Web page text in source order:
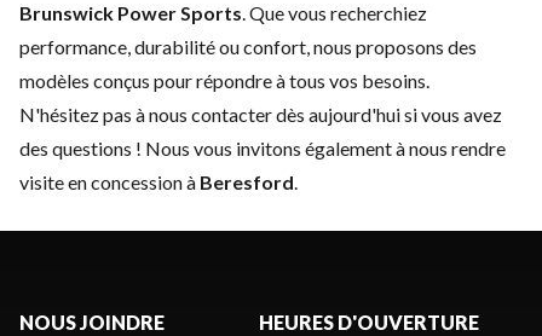
Brunswick Power Sports. Que vous recherchiez
performance, durabilité ou confort, nous proposons des
modèles conçus pour répondre à tous vos besoins.
N'hésitez pas ànous contacterdès aujourd'hui si vous avez
des questions ! Nous vous invitons également à nous rendre
visite en concession à Beresford.
NOUS JOINDRE HEURES D'OUVERTURE